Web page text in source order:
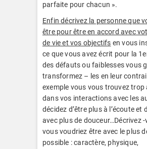
parfaite pour chacun ».
Enfin décrivez la personne que
être pour être en accord avec
de vie et vos objectifs en vous
ce que vous avez écrit pour la
des défauts ou faiblesses vous
transformez – les en leur
exemple vous vous trouvez trop
dans vos interactions avec les
décidez d’être plus à l’écoute et
avec plus de douceur…Décrivez
vous voudriez être avec le plus
possible : caractère, physique,